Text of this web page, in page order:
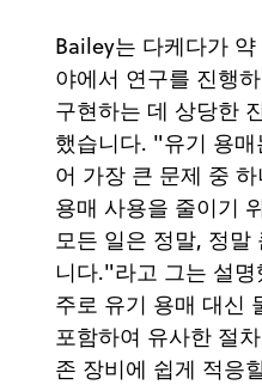
Bailey는 다케다가
야에서 연구를 진행
구현하는 데 상당한
했습니다. "유기 용
어 가장 큰 문제 중
용매 사용을 줄이기
모든 일은 정말, 정말
니다."라고 그는 설
주로 유기 용매 대신
포함하여 유사한 절
존 장비에 쉽게 적응